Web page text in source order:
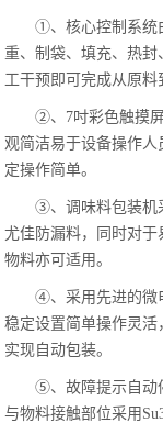
①、核心控制系统
重、制袋、填充、热
工干预即可完成从原料
②、7吋彩色触摸
观简洁易于设备操作
定操作简单。
③、调味料包装机
尤佳防漏料，同时对
物料亦可适用。
④、采用先进的微
稳定设置简单操作灵
实现自动包装。
⑤、故障提示自动
与物料接触部位采用